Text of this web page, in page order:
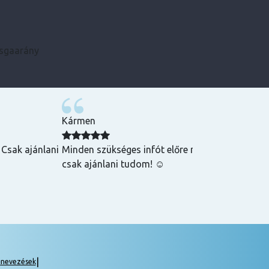
ajánlani
Kármen
Minden szükséges infót előre megkaptam,
csak ajánlani tudom! ☺️
|